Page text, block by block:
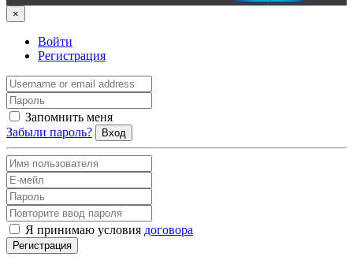
×
Войти
Регистрация
Запомнить меня
Забыли пароль?
Вход
Я принимаю условия договора
Регистрация